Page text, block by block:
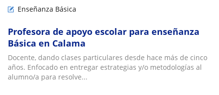
Enseñanza Básica
Profesora de apoyo escolar para enseñanza
Básica en Calama
Docente, dando clases particulares desde hace más de cinco
años. Enfocado en entregar estrategias y/o metodologías al
alumno/a para resolve...